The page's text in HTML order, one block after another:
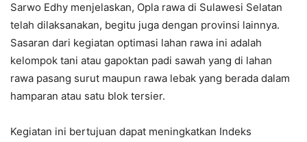
Sarwo Edhy menjelaskan, Opla rawa di Sulawesi Selatan
telah dilaksanakan, begitu juga dengan provinsi lainnya.
Sasaran dari kegiatan optimasi lahan rawa ini adalah
kelompok tani atau gapoktan padi sawah yang di lahan
rawa pasang surut maupun rawa lebak yang berada dalam
hamparan atau satu blok tersier.
Kegiatan ini bertujuan dapat meningkatkan Indeks